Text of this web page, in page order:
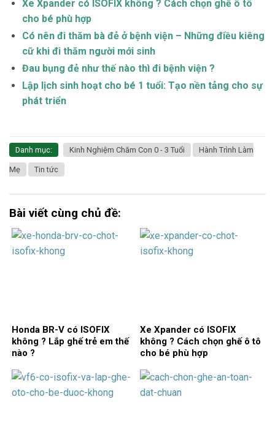
Xe Xpander có ISOFIX không ? Cách chọn ghế ô tô
cho bé phù hợp
Có nên đi thăm bà đẻ ở bệnh viện – Những điều kiêng
cữ khi đi thăm người mới sinh
Đau bụng đẻ như thế nào thì đi bệnh viện ?
Lập lịch sinh hoạt cho bé 1 tuổi: Tạo nền tảng cho sự
phát triển
Danh mục: Kinh Nghiệm Chăm Con 0 - 3 Tuổi Hành Trình Làm
Mẹ Tin tức
Bài viết cùng chủ đề:
Honda BR-V có ISOFIX
không ? Lắp ghế trẻ em thế
nào ?
Xe Xpander có ISOFIX
không ? Cách chọn ghế ô tô
cho bé phù hợp